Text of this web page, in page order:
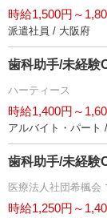
時給1,500円～
派遣社員 / 大阪府
歯科助手/未経験
ハーティース
時給1,400円～
アルバイト・パート
歯科助手/未経験
医療法人社団希楓会
時給1,250円～